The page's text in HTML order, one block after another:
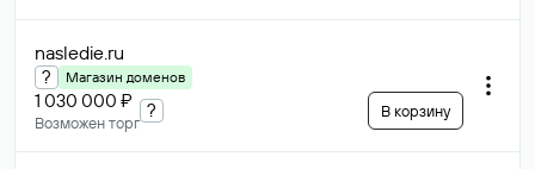
nasledie.ru
? Магазин доменов
1 030 000 ₽
Возможен торг
? В корзину